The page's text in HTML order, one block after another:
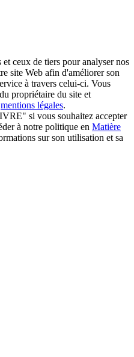
ceux de tiers pour analyser nos
site Web afin d'améliorer son
à travers celui-ci. Vous
propriétaire du site et
mentions légales.
si vous souhaitez accepter
à notre politique en Matière
sur son utilisation et sa